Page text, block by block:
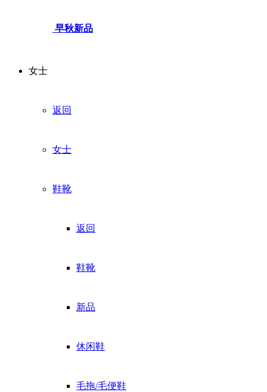
早秋新品
女士
返回
女士
鞋靴
返回
鞋靴
新品
休闲鞋
毛拖/毛便鞋